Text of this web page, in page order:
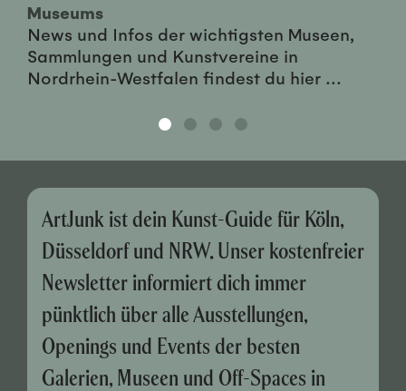
Museums
News und Infos der wichtigsten Museen,
Sammlungen und Kunstvereine in
Nordrhein-Westfalen findest du hier ...
ArtJunk ist dein Kunst-Guide für Köln,
Düsseldorf und NRW. Unser kostenfreier
Newsletter informiert dich immer
pünktlich über alle Ausstellungen,
Openings und Events der besten
Galerien, Museen und Off-Spaces in